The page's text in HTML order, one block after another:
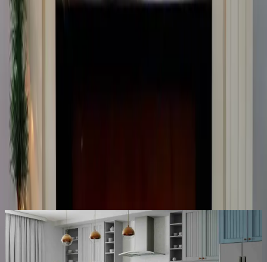
Tarih:
Paylaş:
Yorumlar:
Yorum
Ayın popüler yazıları